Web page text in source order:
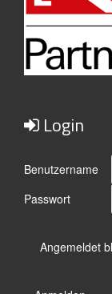
Login
Benutzername
Passwort
Angemeldet